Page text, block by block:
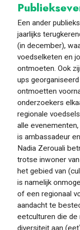
Een ander
jaarlijks
(in december),
voedselketen en
ontmoeten. Ook
ups
ontmoetten
onderzoekers
regionale
alle
is ambassadeur
Nadia Zerouali
trotse inwoner
het gebied van
is namelijk
of een regionaal
aandacht te
eetculturen die de
diversiteit aan